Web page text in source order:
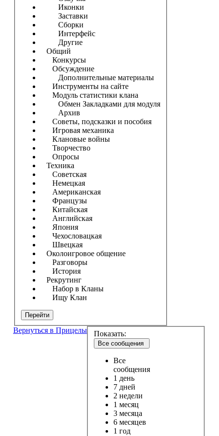
Иконки
Заставки
Сборки
Интерфейс
Другие
Общий
Конкурсы
Обсуждение
Дополнительные материалы
Инструменты на сайте
Модуль статистики клана
Обмен Закладками для модуля
Архив
Советы, подсказки и пособия
Игровая механика
Клановые войны
Творчество
Опросы
Техника
Советская
Немецкая
Американская
Французы
Китайская
Английская
Япония
Чехословацкая
Швецкая
Околоигровое общение
Разговоры
История
Рекрутинг
Набор в Кланы
Ищу Клан
Перейти
Вернуться в Прицелы Показать:
Все сообщения
Все
сообщения
1 день
7 дней
2 недели
1 месяц
3 месяца
6 месяцев
1 год